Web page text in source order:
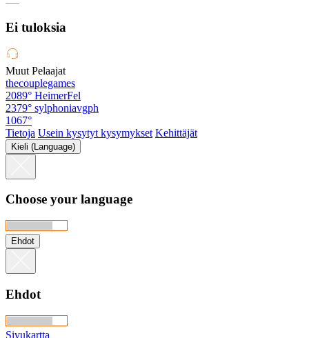
Ei tuloksia
Muut Pelaajat
thecouplegames
2089° HeimerFel
2379° sylphoniavgph
1067°
Tietoja Usein kysytyt kysymykset Kehittäjät
Kieli (Language)
Choose your language
Ehdot
Ehdot
Sivukartta